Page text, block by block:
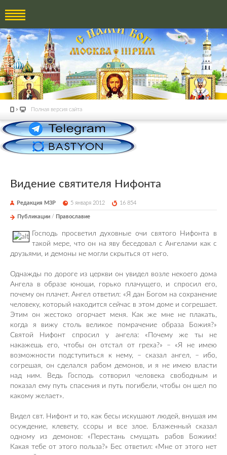
Полная версия сайта
Видение святителя Нифонта
Редакция М3Р 5 января 2012 16 854
Публикации / Православие
Господь просветил духовные очи святого Нифонта в
такой мере, что он на яву беседовал с Ангелами как с
друзьями, и демоны не могли скрыться от него.
Однажды по дороге из церкви он увидел возле некоего дома
Ангела в образе юноши, горько плачущего, и спросил его,
почему он плачет. Ангел ответил: «Я дан Богом на сохранение
человеку, который находится сейчас в этом доме и согрешает.
Этим он жестоко огорчает меня. Как же мне не плакать,
когда я вижу столь великое помрачение образа Божия?»
Святой Нифонт спросил у ангела: «Почему же ты не
накажешь его, чтобы он отстал от греха?» – «Я не имею
возможности подступиться к нему, – сказал ангел, – ибо,
согрешая, он сделался рабом демонов, и я не имею власти
над ним. Ведь Господь сотворил человека свободным и
показал ему путь спасения и путь погибели, чтобы он шел по
какому желает».
Видел свт. Нифонт и то, как бесы искушают людей, внушая им
осуждение, клевету, ссоры и все злое. Блаженный сказал
одному из демонов: «Перестань смущать рабов Божиих!
Какая тебе от этого польза?» Бес ответил: «Мне от этого нет